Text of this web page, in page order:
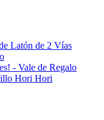
Latón de 2 Vías
- Vale de Regalo
Hori Hori